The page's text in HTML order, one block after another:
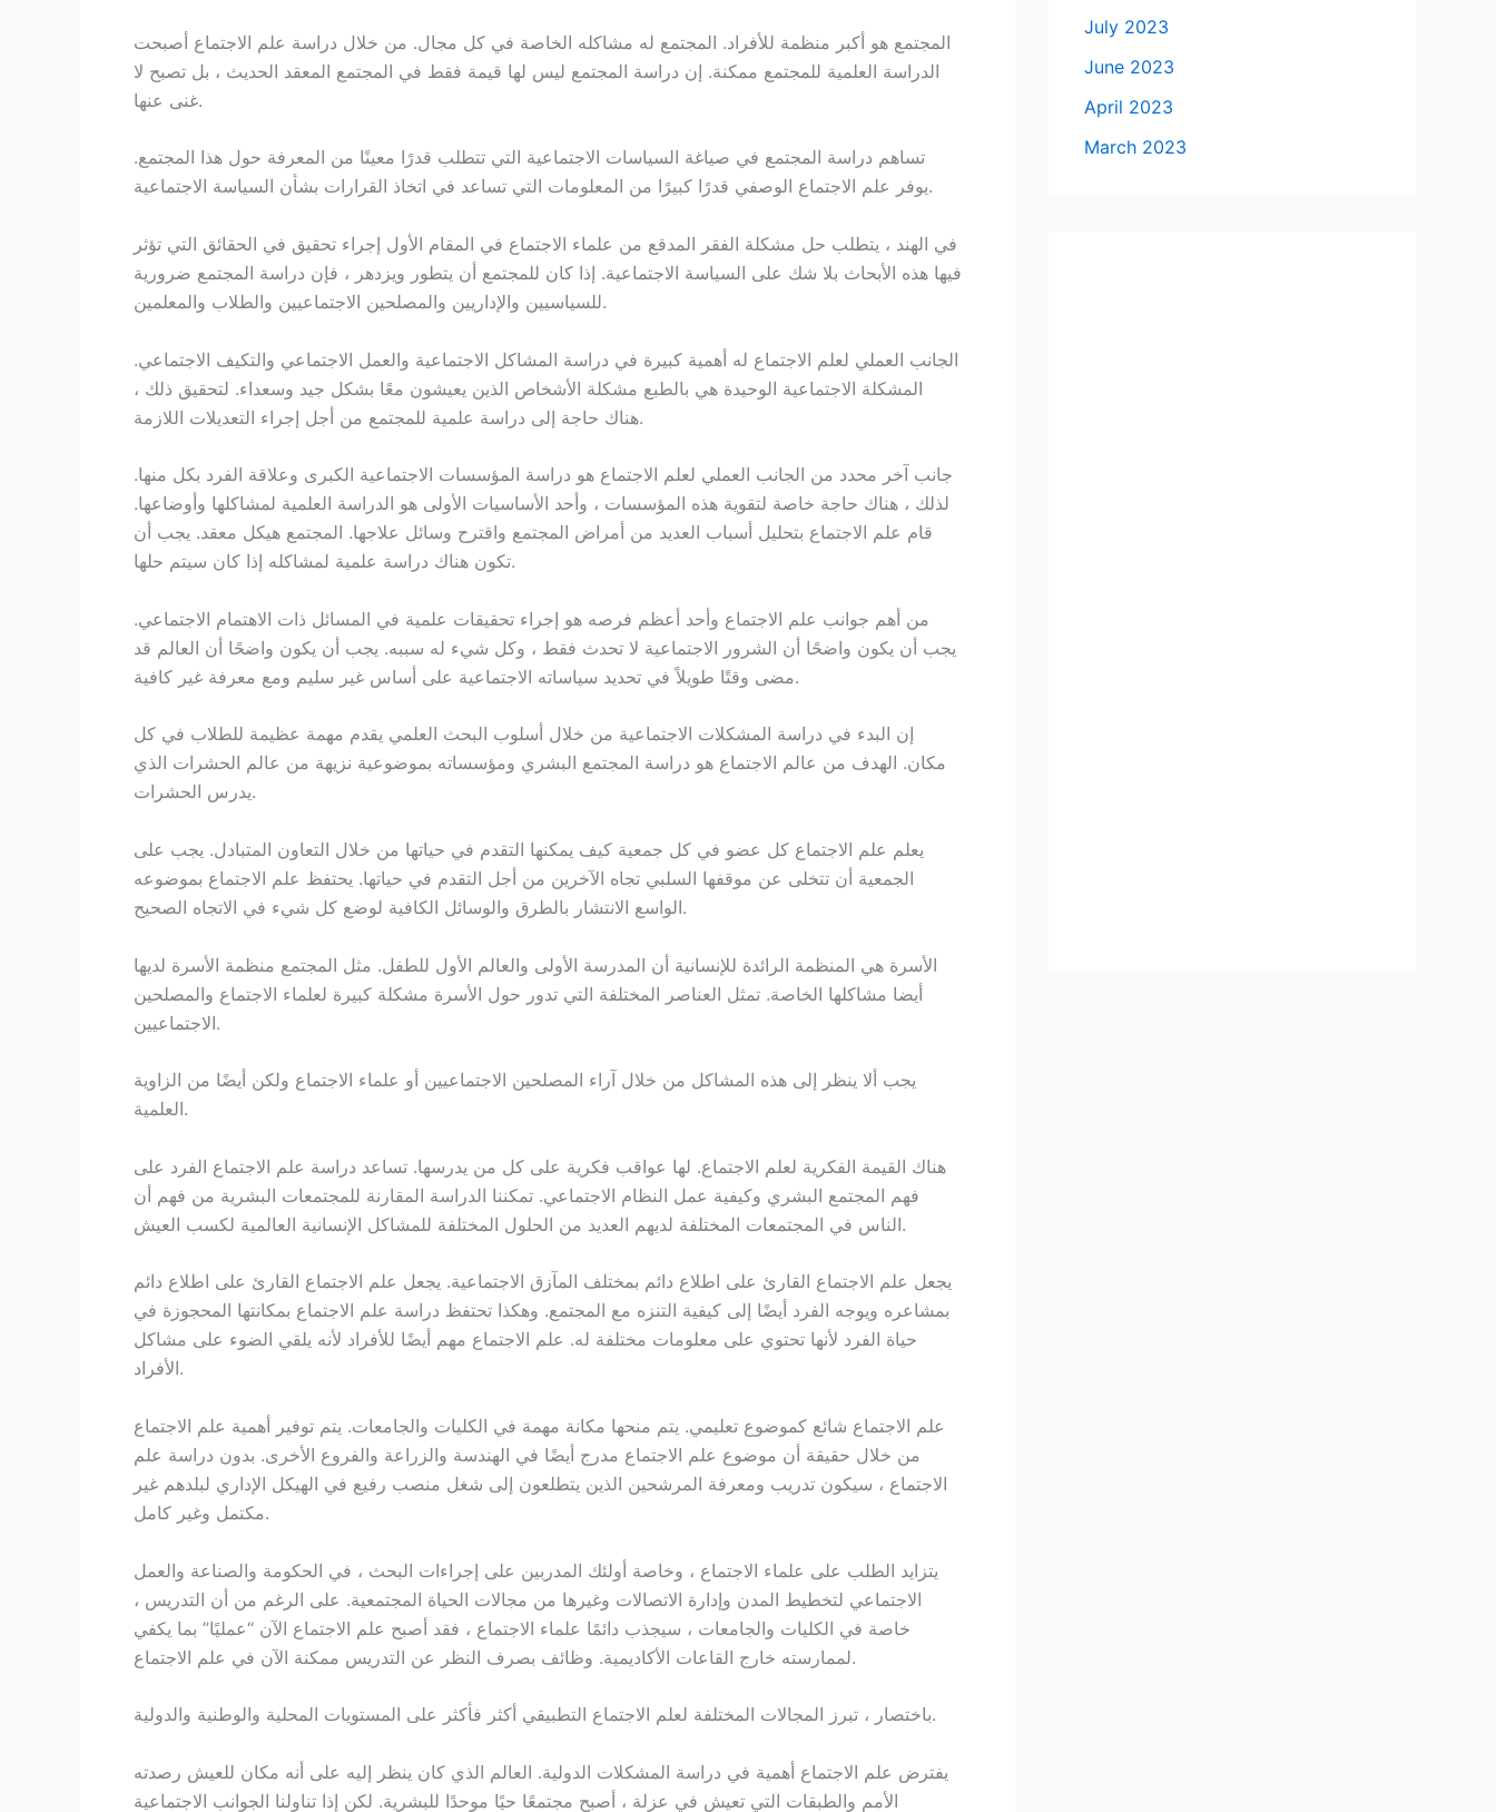
المجتمع هو أكبر منظمة للأفراد. المجتمع له مشاكله الخاصة في كل مجال. من خلال دراسة علم الاجتماع أصبحت
الدراسة العلمية للمجتمع ممكنة. إن دراسة المجتمع ليس لها قيمة فقط في المجتمع المعقد الحديث ، بل تصبح لا
غنى عنها.
تساهم دراسة المجتمع في صياغة السياسات الاجتماعية التي تتطلب قدرًا معينًا من المعرفة حول هذا المجتمع.
يوفر علم الاجتماع الوصفي قدرًا كبيرًا من المعلومات التي تساعد في اتخاذ القرارات بشأن السياسة الاجتماعية.
في الهند ، يتطلب حل مشكلة الفقر المدقع من علماء الاجتماع في المقام الأول إجراء تحقيق في الحقائق التي تؤثر
فيها هذه الأبحاث بلا شك على السياسة الاجتماعية. إذا كان للمجتمع أن يتطور ويزدهر ، فإن دراسة المجتمع ضرورية
للسياسيين والإداريين والمصلحين الاجتماعيين والطلاب والمعلمين.
الجانب العملي لعلم الاجتماع له أهمية كبيرة في دراسة المشاكل الاجتماعية والعمل الاجتماعي والتكيف الاجتماعي.
المشكلة الاجتماعية الوحيدة هي بالطبع مشكلة الأشخاص الذين يعيشون معًا بشكل جيد وسعداء. لتحقيق ذلك ،
هناك حاجة إلى دراسة علمية للمجتمع من أجل إجراء التعديلات اللازمة.
جانب آخر محدد من الجانب العملي لعلم الاجتماع هو دراسة المؤسسات الاجتماعية الكبرى وعلاقة الفرد بكل منها.
لذلك ، هناك حاجة خاصة لتقوية هذه المؤسسات ، وأحد الأساسيات الأولى هو الدراسة العلمية لمشاكلها وأوضاعها.
قام علم الاجتماع بتحليل أسباب العديد من أمراض المجتمع واقترح وسائل علاجها. المجتمع هيكل معقد. يجب أن
تكون هناك دراسة علمية لمشاكله إذا كان سيتم حلها.
من أهم جوانب علم الاجتماع وأحد أعظم فرصه هو إجراء تحقيقات علمية في المسائل ذات الاهتمام الاجتماعي.
يجب أن يكون واضحًا أن الشرور الاجتماعية لا تحدث فقط ، وكل شيء له سببه. يجب أن يكون واضحًا أن العالم قد
مضى وقتًا طويلاً في تحديد سياساته الاجتماعية على أساس غير سليم ومع معرفة غير كافية.
إن البدء في دراسة المشكلات الاجتماعية من خلال أسلوب البحث العلمي يقدم مهمة عظيمة للطلاب في كل
مكان. الهدف من عالم الاجتماع هو دراسة المجتمع البشري ومؤسساته بموضوعية نزيهة من عالم الحشرات الذي
يدرس الحشرات.
يعلم علم الاجتماع كل عضو في كل جمعية كيف يمكنها التقدم في حياتها من خلال التعاون المتبادل. يجب على
الجمعية أن تتخلى عن موقفها السلبي تجاه الآخرين من أجل التقدم في حياتها. يحتفظ علم الاجتماع بموضوعه
الواسع الانتشار بالطرق والوسائل الكافية لوضع كل شيء في الاتجاه الصحيح.
الأسرة هي المنظمة الرائدة للإنسانية أن المدرسة الأولى والعالم الأول للطفل. مثل المجتمع منظمة الأسرة لديها
أيضا مشاكلها الخاصة. تمثل العناصر المختلفة التي تدور حول الأسرة مشكلة كبيرة لعلماء الاجتماع والمصلحين
الاجتماعيين.
يجب ألا ينظر إلى هذه المشاكل من خلال آراء المصلحين الاجتماعيين أو علماء الاجتماع ولكن أيضًا من الزاوية
العلمية.
هناك القيمة الفكرية لعلم الاجتماع. لها عواقب فكرية على كل من يدرسها. تساعد دراسة علم الاجتماع الفرد على
فهم المجتمع البشري وكيفية عمل النظام الاجتماعي. تمكننا الدراسة المقارنة للمجتمعات البشرية من فهم أن
الناس في المجتمعات المختلفة لديهم العديد من الحلول المختلفة للمشاكل الإنسانية العالمية لكسب العيش.
يجعل علم الاجتماع القارئ على اطلاع دائم بمختلف المآزق الاجتماعية. يجعل علم الاجتماع القارئ على اطلاع دائم
بمشاعره ويوجه الفرد أيضًا إلى كيفية التنزه مع المجتمع. وهكذا تحتفظ دراسة علم الاجتماع بمكانتها المحجوزة في
حياة الفرد لأنها تحتوي على معلومات مختلفة له. علم الاجتماع مهم أيضًا للأفراد لأنه يلقي الضوء على مشاكل
الأفراد.
علم الاجتماع شائع كموضوع تعليمي. يتم منحها مكانة مهمة في الكليات والجامعات. يتم توفير أهمية علم الاجتماع
من خلال حقيقة أن موضوع علم الاجتماع مدرج أيضًا في الهندسة والزراعة والفروع الأخرى. بدون دراسة علم
الاجتماع ، سيكون تدريب ومعرفة المرشحين الذين يتطلعون إلى شغل منصب رفيع في الهيكل الإداري لبلدهم غير
مكتمل وغير كامل.
يتزايد الطلب على علماء الاجتماع ، وخاصة أولئك المدربين على إجراءات البحث ، في الحكومة والصناعة والعمل
الاجتماعي لتخطيط المدن وإدارة الاتصالات وغيرها من مجالات الحياة المجتمعية. على الرغم من أن التدريس ،
خاصة في الكليات والجامعات ، سيجذب دائمًا علماء الاجتماع ، فقد أصبح علم الاجتماع الآن “عمليًا” بما يكفي
لممارسته خارج القاعات الأكاديمية. وظائف بصرف النظر عن التدريس ممكنة الآن في علم الاجتماع.
باختصار ، تبرز المجالات المختلفة لعلم الاجتماع التطبيقي أكثر فأكثر على المستويات المحلية والوطنية والدولية.
يفترض علم الاجتماع أهمية في دراسة المشكلات الدولية. العالم الذي كان ينظر إليه على أنه مكان للعيش رصدته
الأمم والطبقات التي تعيش في عزلة ، أصبح مجتمعًا حيًا موحدًا للبشرية. لكن إذا تناولنا الجوانب الاجتماعية
July 2023
June 2023
April 2023
March 2023